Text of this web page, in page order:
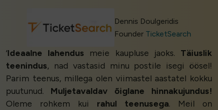
Dennis Doulgeridis
Founder TicketSearch
‘Ideaalne lahendus meie kaupluse jaoks. Täiuslik
teenindus, nad vastasid minu postile isegi öösel!
Parim teenus, millega olen viimastel aastatel kokku
puutunud. Muljetavaldav õiglane hinnakujundus!
Oleme rohkem kui rahul teenusega. Meil on